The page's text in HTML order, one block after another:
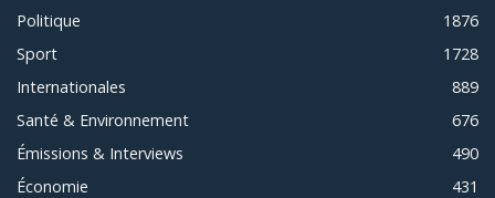
Politique
1876
Sport
1728
Internationales
889
Santé & Environnement
676
Émissions & Interviews
490
Économie
431